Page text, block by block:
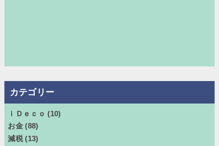
カテゴリー
ｉＤｅｃｏ (10)
お金 (88)
減税 (13)